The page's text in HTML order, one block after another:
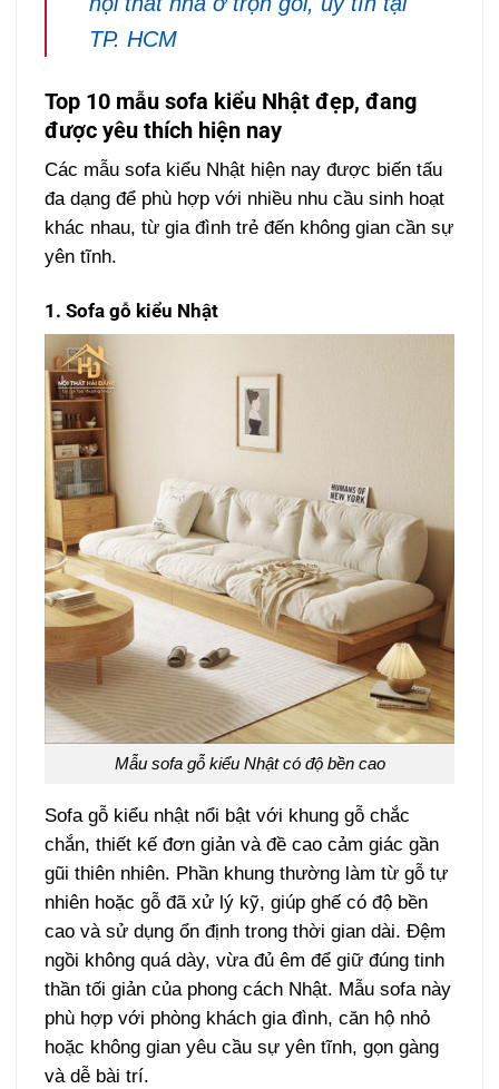
TP. HCM
Top 10 mẫu sofa kiểu Nhật đẹp, đang
được yêu thích hiện nay
Các mẫu sofa kiểu Nhật hiện nay được biến tấu
đa dạng để phù hợp với nhiều nhu cầu sinh hoạt
khác nhau, từ gia đình trẻ đến không gian cần sự
yên tĩnh.
1. Sofa gỗ kiểu Nhật
Mẫu sofa gỗ kiểu Nhật có độ bền cao
Sofa gỗ kiểu nhật nổi bật với khung gỗ chắc
chắn, thiết kế đơn giản và đề cao cảm giác gần
gũi thiên nhiên. Phần khung thường làm từ gỗ tự
nhiên hoặc gỗ đã xử lý kỹ, giúp ghế có độ bền
cao và sử dụng ổn định trong thời gian dài. Đệm
ngồi không quá dày, vừa đủ êm để giữ đúng tinh
thần tối giản của phong cách Nhật. Mẫu sofa này
phù hợp với phòng khách gia đình, căn hộ nhỏ
hoặc không gian yêu cầu sự yên tĩnh, gọn gàng
và dễ bài trí.